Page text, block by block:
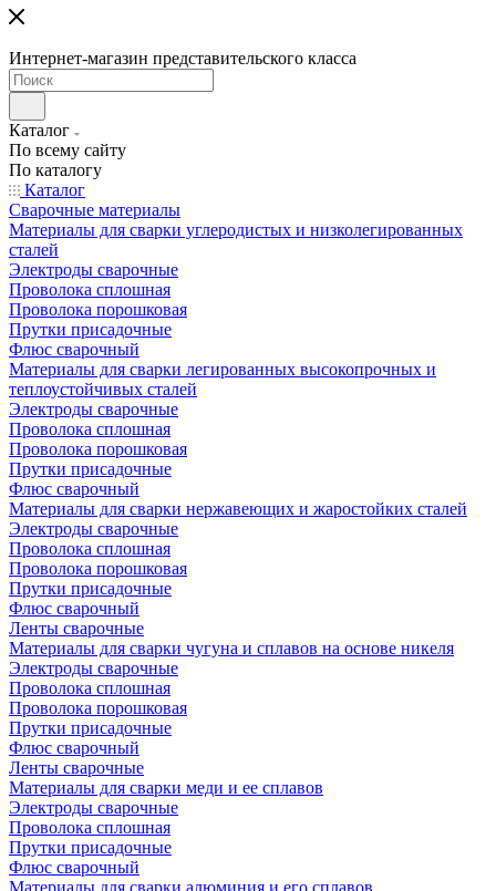
Интернет-магазин представительского класса
Каталог
По всему сайту
По каталогу
Каталог
Сварочные материалы
Материалы для сварки углеродистых и низколегированных
сталей
Электроды сварочные
Проволока сплошная
Проволока порошковая
Прутки присадочные
Флюс сварочный
Материалы для сварки легированных высокопрочных и
теплоустойчивых сталей
Электроды сварочные
Проволока сплошная
Проволока порошковая
Прутки присадочные
Флюс сварочный
Материалы для сварки нержавеющих и жаростойких сталей
Электроды сварочные
Проволока сплошная
Проволока порошковая
Прутки присадочные
Флюс сварочный
Ленты сварочные
Материалы для сварки чугуна и сплавов на основе никеля
Электроды сварочные
Проволока сплошная
Проволока порошковая
Прутки присадочные
Флюс сварочный
Ленты сварочные
Материалы для сварки меди и ее сплавов
Электроды сварочные
Проволока сплошная
Прутки присадочные
Флюс сварочный
Материалы для сварки алюминия и его сплавов